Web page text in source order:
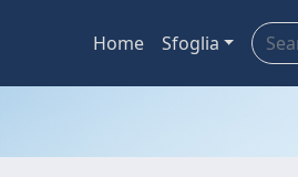
Home Sfoglia